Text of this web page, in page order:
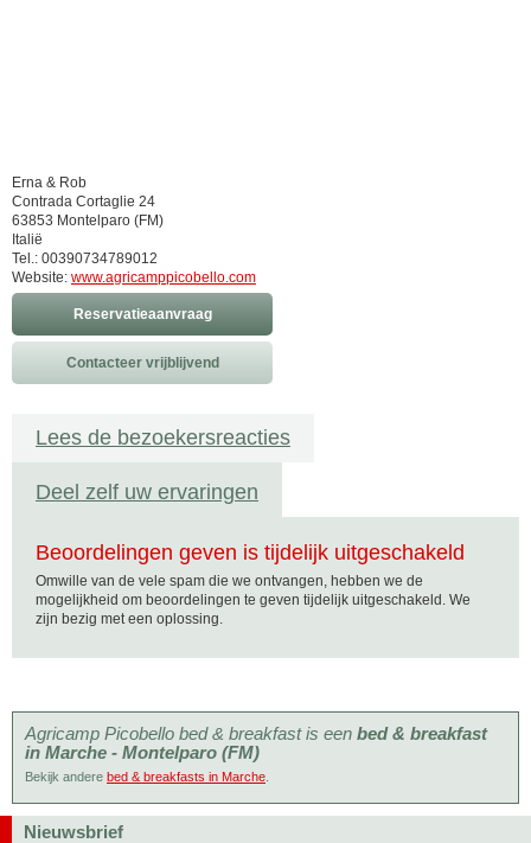
Erna & Rob
Contrada Cortaglie 24
63853 Montelparo (FM)
Italië
Tel.: 00390734789012
Website: www.agricamppicobello.com
Reservatieaanvraag
Contacteer vrijblijvend
Lees de bezoekersreacties
Deel zelf uw ervaringen
Beoordelingen geven is tijdelijk uitgeschakeld
Omwille van de vele spam die we ontvangen, hebben we de
mogelijkheid om beoordelingen te geven tijdelijk uitgeschakeld. We
zijn bezig met een oplossing.
Agricamp Picobello bed & breakfast is een bed & breakfast
in Marche - Montelparo (FM)
Bekijk andere bed & breakfasts in Marche
Nieuwsbrief